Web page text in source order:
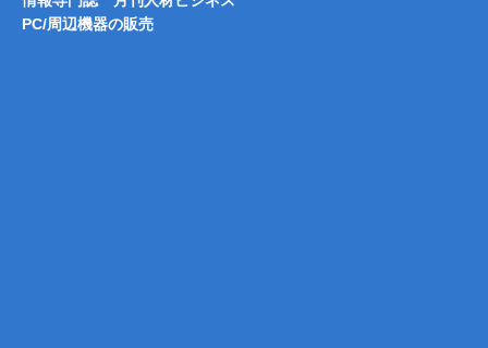
PC/周辺機器の販売